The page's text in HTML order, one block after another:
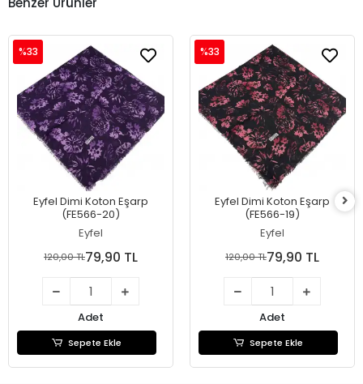
Eyfel Dimi Koton Eşarp
(FE566-20)
Eyfel
%33
120,00 TL79,90 TL
Adet
Sepete Ekle
Eyfel Dimi Koton Eşarp
(FE566-19)
Eyfel
%33
120,00 TL79,90 TL
Adet
Sepete Ekle